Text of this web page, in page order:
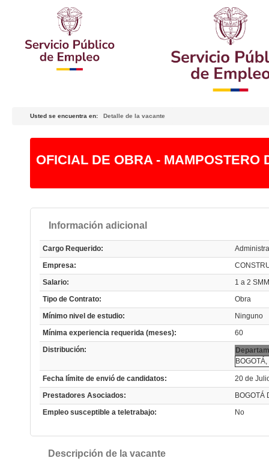
Usted se encuentra en: Detalle de la vacante
OFICIAL DE OBRA - MAMPOSTERO
Información adicional
Cargo Requerido:
Empresa:
Salario:
1 a 2
Tipo de Contrato:
Obra
Mínimo nivel de estudio:
Ninguno
Mínima experiencia requerida (meses):
60
Distribución:
Fecha límite de envió de candidatos:
20 de
Prestadores Asociados:
BOGOTÁ
Empleo susceptible a teletrabajo:
No
Descripción de la vacante